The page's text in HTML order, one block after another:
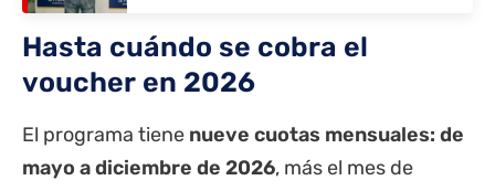
Hasta cuándo se cobra el
voucher en 2026
El programa tiene nueve cuotas mensuales: de
mayo a diciembre de 2026, más el mes de